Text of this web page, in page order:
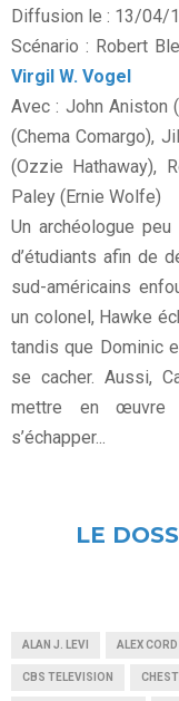
Diffusion le : 13/04/
Scénario : Robert
Virgil W. Vogel
Avec : John Aniston
(Chema Comargo),
(Ozzie Hathaway),
Paley (Ernie Wolfe)
Un archéologue
d’étudiants afin de
sud-américains
un colonel, Hawke
tandis que Dominic
se cacher. Aussi,
mettre en œuvre
s’échapper...
LE
ALAN J. LEVI ALEX CORD
CBS TELEVISION